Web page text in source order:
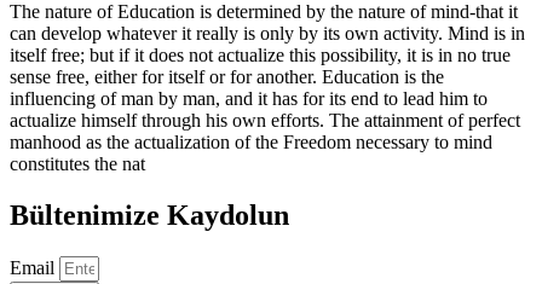
The nature of Education is determined by the nature of mind-that it
can develop whatever it really is only by its own activity. Mind is in
itself free; but if it does not actualize this possibility, it is in no true
sense free, either for itself or for another. Education is the
influencing of man by man, and it has for its end to lead him to
actualize himself through his own efforts. The attainment of perfect
manhood as the actualization of the Freedom necessary to mind
constitutes the nat
Bültenimize Kaydolun
Email